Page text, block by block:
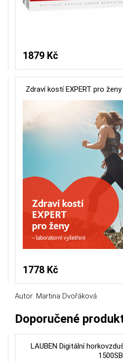
1879 Kč
Zdraví kostí EXPERT pro
1778 Kč
Autor: Martina Dvořáková
Doporučené
LAUBEN Digitální
1500SB